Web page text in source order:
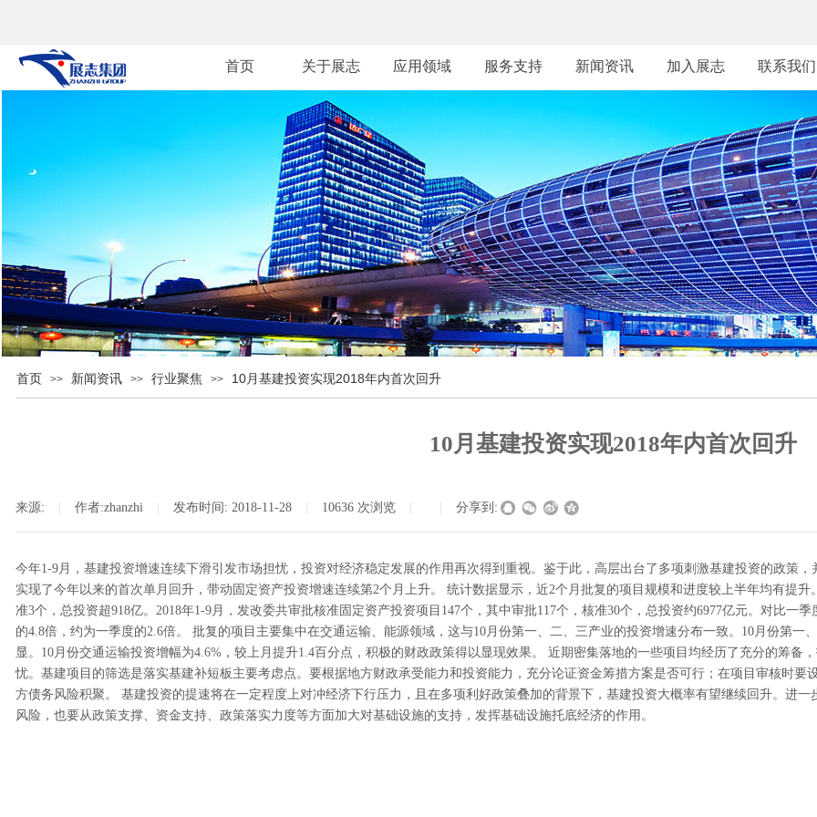
首页 关于展志 应用领域 服务支持 新闻资讯 加入展志 联系我们
首页 >> 新闻资讯 >> 行业聚焦 >> 10月基建投资实现2018年内首次回升
10月基建投资实现2018年内首次回升
来源: 作者:zhanzhi 发布时间: 2018-11-28 10636 次浏览 分享到:
今年1-9月，基建投资增速连续下滑引发市场担忧，投资对经济稳定发展的作用再次得到重视。鉴于此，高层出台了多项刺激基建投资的政策
实现了今年以来的首次单月回升，带动固定资产投资增速连续第2个月上升。 统计数据显示，近2个月批复的项目规模和进度较上半年均有提
准3个，总投资超918亿。2018年1-9月，发改委共审批核准固定资产投资项目147个，其中审批117个，核准30个，总投资约6977亿元。对比一
的4.8倍，约为一季度的2.6倍。 批复的项目主要集中在交通运输、能源领域，这与10月份第一、二、三产业的投资增速分布一致。10月份第一
显。10月份交通运输投资增幅为4.6%，较上月提升1.4百分点，积极的财政政策得以显现效果。 近期密集落地的一些项目均经历了充分的筹备
忧。基建项目的筛选是落实基建补短板主要考虑点。要根据地方财政承受能力和投资能力，充分论证资金筹措方案是否可行；在项目审核时
方债务风险积聚。 基建投资的提速将在一定程度上对冲经济下行压力，且在多项利好政策叠加的背景下，基建投资大概率有望继续回升。进
风险，也要从政策支撑、资金支持、政策落实力度等方面加大对基础设施的支持，发挥基础设施托底经济的作用。